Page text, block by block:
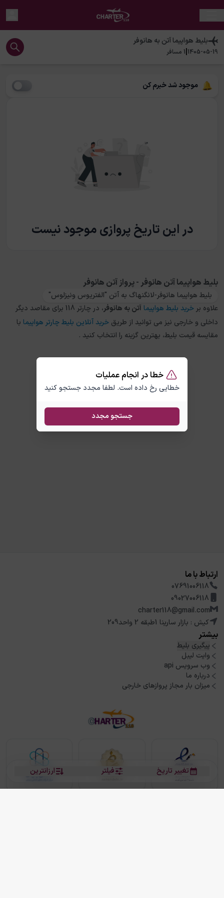
خطا در انجام عملیات
خطایی رخ داده است. لطفا مجدد جستجو کنید
جستجو مجدد
بلیط هواپیماآتن به هانوفر
1405-05-19
|
1 مسافر
موجود شد خبرم کن
در این تاریخ پروازی موجود نیست
ارزانترین فیلتر تغییر تاریخ
بلیط هواپیما آتن هانوفر - پرواز آتن هانوفر
بلیط هواپیما هانوفر-لانگنهاگ به آتن "الفتریوس ونیزلوس"
علاوه بر خرید بلیط هواپیما آتنبه هانوفر
، در چارتر 118 برای مقاصد دیگر
داخلی و خارجی نیز می توانید از طریق خرید آنلاین بلیط چارتر هواپیما با
مقایسه قیمت بلیط، بهترین گزینه را انتخاب کنید .
ارتباط با ما
07691006118
09027006118
charter118@gmail.com
کیش : بازار سارینا 1طبقه 2 واحد209
بیشتر
پیگیری بلیط
وایت لیبل
وب سرویس api
درباره ما
میزان بار مجاز پروازهای خارجی